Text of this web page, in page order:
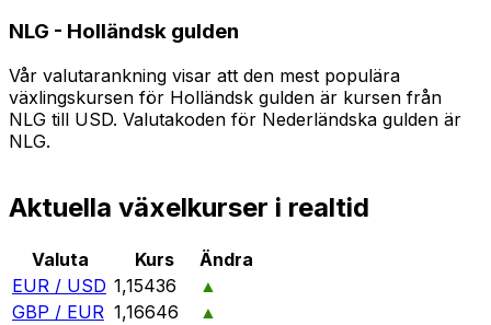
NLG - Holländsk gulden
Vår valutarankning visar att den mest populära
växlingskursen för Holländsk gulden är kursen från
NLG till USD. Valutakoden för Nederländska gulden är
NLG.
Aktuella växelkurser i realtid
Valuta Kurs
Ändra
EUR / USD 1,15436
▲
GBP / EUR 1,16646
▲